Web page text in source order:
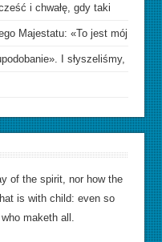
i chwałę, gdy taki
Majestatu: «To jest mój
I słyszeliśmy,
of the spirit, nor how the
is with child: even so
maketh all.